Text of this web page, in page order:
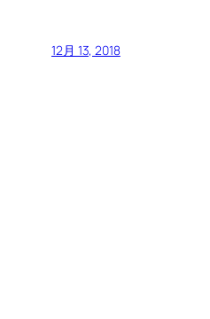
12月 13, 2018